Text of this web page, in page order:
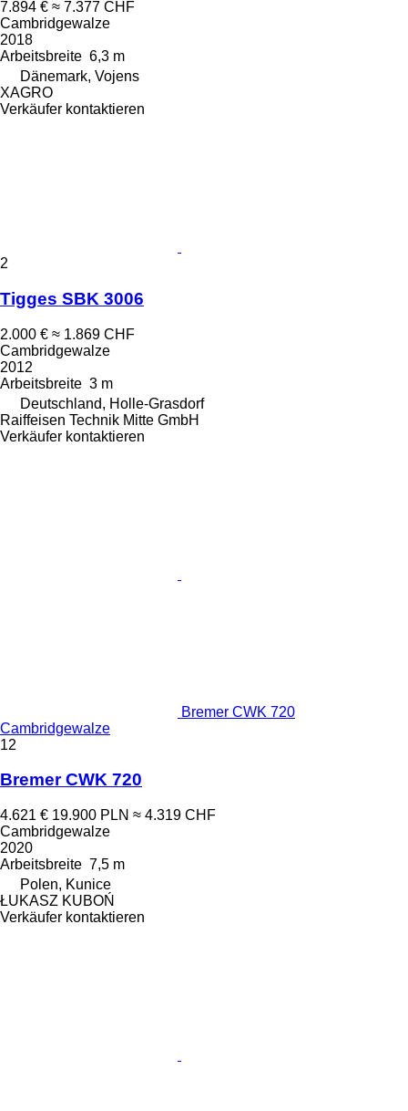
7.894 € ≈ 7.377 CHF
Cambridgewalze
2018
Arbeitsbreite 6,3 m
Dänemark, Vojens
XAGRO
Verkäufer kontaktieren
2
Tigges SBK 3006
2.000 € ≈ 1.869 CHF
Cambridgewalze
2012
Arbeitsbreite 3 m
Deutschland, Holle-Grasdorf
Raiffeisen Technik Mitte GmbH
Verkäufer kontaktieren
Bremer CWK 720
Cambridgewalze
12
Bremer CWK 720
4.621 € 19.900 PLN ≈ 4.319 CHF
Cambridgewalze
2020
Arbeitsbreite 7,5 m
Polen, Kunice
ŁUKASZ KUBOŃ
Verkäufer kontaktieren